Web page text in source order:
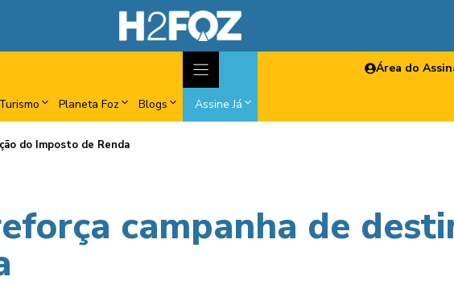
Planeta Foz Blogs Assine Já
Área do
do Imposto de Renda
campanha de